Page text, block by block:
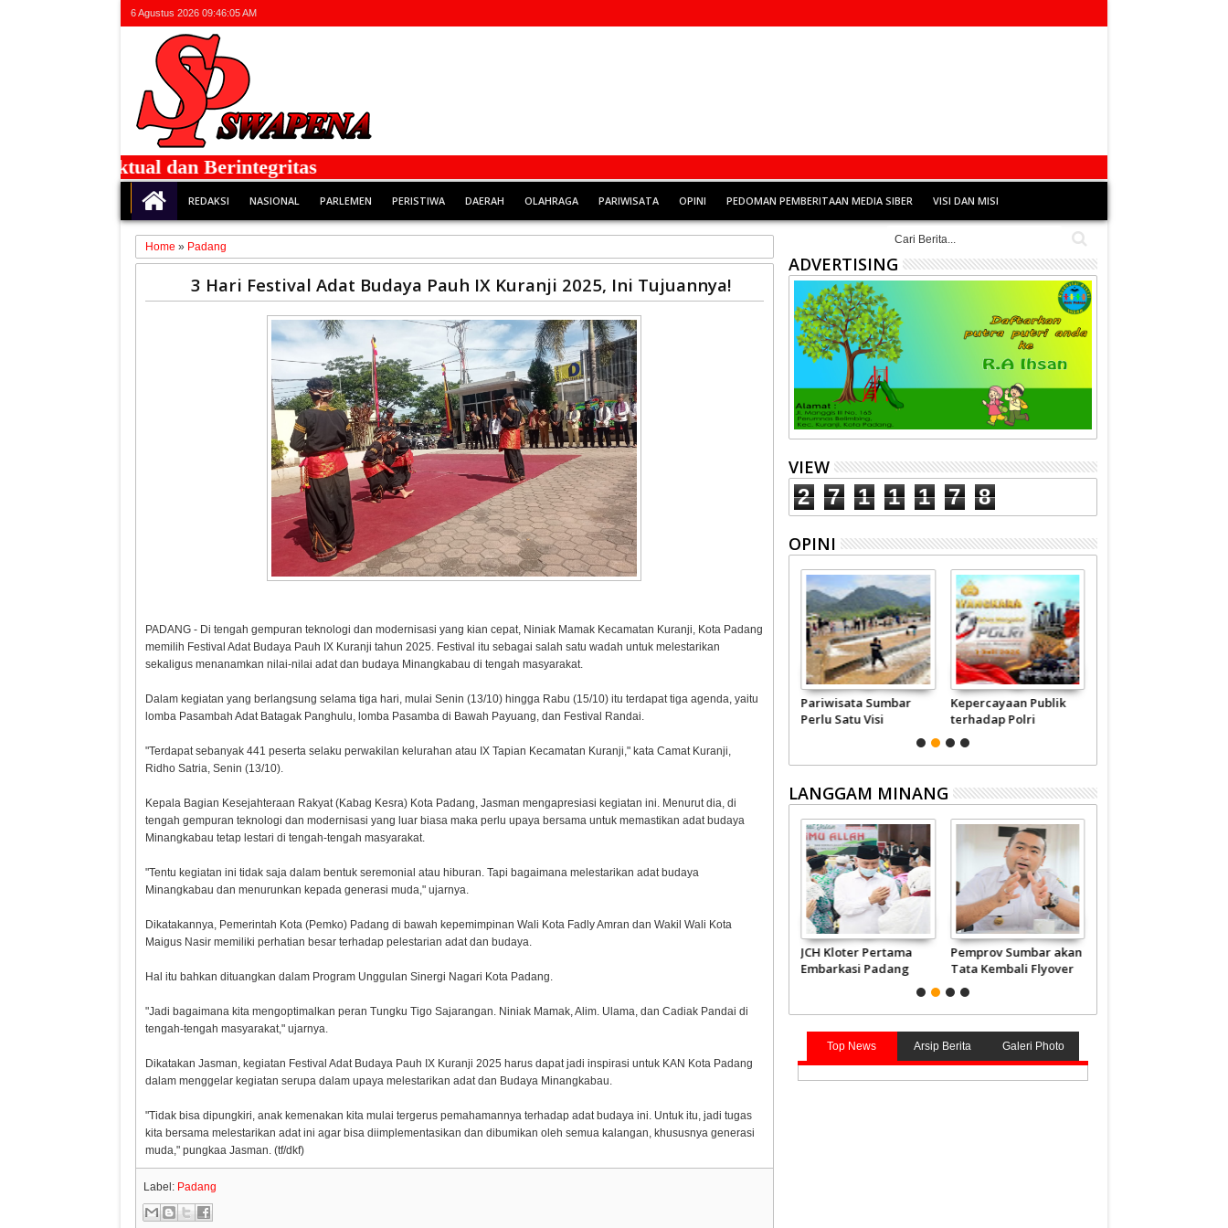
6 Agustus 2026 09:46:06 AM
Faktual dan Berintegritas
REDAKSI NASIONAL PARLEMEN PERISTIWA DAERAH OLAHRAGA PARIWISATA OPINI PEDOMAN PEMBERITAAN MEDIA SIBER VISI DAN MISI
Home » Padang
3 Hari Festival Adat Budaya Pauh IX Kuranji 2025, Ini Tujuannya!
PADANG - Di tengah gempuran teknologi dan modernisasi yang kian cepat, Niniak Mamak Kecamatan Kuranji, Kota Padang
memilih Festival Adat Budaya Pauh IX Kuranji tahun 2025. Festival itu sebagai salah satu wadah untuk melestarikan
sekaligus menanamkan nilai-nilai adat dan budaya Minangkabau di tengah masyarakat.
Dalam kegiatan yang berlangsung selama tiga hari, mulai Senin (13/10) hingga Rabu (15/10) itu terdapat tiga agenda, yaitu
lomba Pasambah Adat Batagak Panghulu, lomba Pasamba di Bawah Payuang, dan Festival Randai.
"Terdapat sebanyak 441 peserta selaku perwakilan kelurahan atau IX Tapian Kecamatan Kuranji," kata Camat Kuranji,
Ridho Satria, Senin (13/10).
Kepala Bagian Kesejahteraan Rakyat (Kabag Kesra) Kota Padang, Jasman mengapresiasi kegiatan ini. Menurut dia, di
tengah gempuran teknologi dan modernisasi yang luar biasa maka perlu upaya bersama untuk memastikan adat budaya
Minangkabau tetap lestari di tengah-tengah masyarakat.
"Tentu kegiatan ini tidak saja dalam bentuk seremonial atau hiburan. Tapi bagaimana melestarikan adat budaya
Minangkabau dan menurunkan kepada generasi muda," ujarnya.
Dikatakannya, Pemerintah Kota (Pemko) Padang di bawah kepemimpinan Wali Kota Fadly Amran dan Wakil Wali Kota
Maigus Nasir memiliki perhatian besar terhadap pelestarian adat dan budaya.
Hal itu bahkan dituangkan dalam Program Unggulan Sinergi Nagari Kota Padang.
"Jadi bagaimana kita mengoptimalkan peran Tungku Tigo Sajarangan. Niniak Mamak, Alim. Ulama, dan Cadiak Pandai di
tengah-tengah masyarakat," ujarnya.
Dikatakan Jasman, kegiatan Festival Adat Budaya Pauh IX Kuranji 2025 harus dapat jadi inspirasi untuk KAN Kota Padang
dalam menggelar kegiatan serupa dalam upaya melestarikan adat dan Budaya Minangkabau.
"Tidak bisa dipungkiri, anak kemenakan kita mulai tergerus pemahamannya terhadap adat budaya ini. Untuk itu, jadi tugas
kita bersama melestarikan adat ini agar bisa diimplementasikan dan dibumikan oleh semua kalangan, khususnya generasi
muda," pungkaa Jasman. (tf/dkf)
Label: Padang
ADVERTISING
VIEW
2 7 1 1 1 7 8
OPINI
Harapan kepada
Kepala BGN yang Baru
Menyelamatkan
Pariwisata Sumbar
Perlu Satu Visi
Kepercayaan Publik
terhadap Polri
LANGGAM MINANG
Inflasi Sumbar Turun
JCH Kloter Pertama
Embarkasi Padang
Pemprov Sumbar akan
Tata Kembali Flyover
Duku
Top News Arsip Berita Galeri Photo